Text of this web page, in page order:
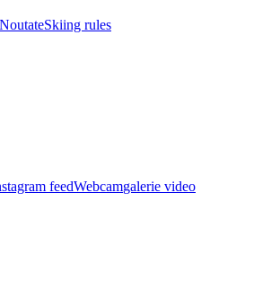
Skiing rules
feedWebcamgalerie video